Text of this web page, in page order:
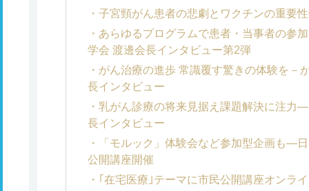
子宮頸がん患者の悲劇とワクチンの重要
あらゆるプログラムで患者・当事者の参
学会 渡邊会長インタビュー第2弾
がん治療の進歩 常識覆す驚きの体験を－
長インタビュー
乳がん診療の将来見据え課題解決に注
長インタビュー
「モルック」体験会など参加型企画も―
公開講座開催
｢在宅医療｣テーマに市民公開講座オンラ